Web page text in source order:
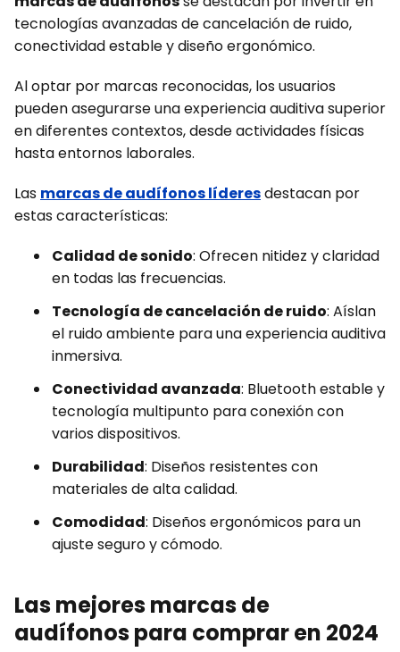
tecnologías avanzadas de cancelación de ruido,
conectividad estable y diseño ergonómico.
Al optar por marcas reconocidas, los usuarios
pueden asegurarse una experiencia auditiva superior
en diferentes contextos, desde actividades físicas
hasta entornos laborales.
Las marcas de audífonos líderesdestacan por
estas características:
Calidad de sonido: Ofrecen nitidez y claridad
en todas las frecuencias.
Tecnología de cancelación de ruido: Aíslan
el ruido ambiente para una experiencia auditiva
inmersiva.
Conectividad avanzada: Bluetooth estable y
tecnología multipunto para conexión con
varios dispositivos.
Durabilidad: Diseños resistentes con
materiales de alta calidad.
Comodidad: Diseños ergonómicos para un
ajuste seguro y cómodo.
Las mejores marcas de
audífonos para comprar en 2024